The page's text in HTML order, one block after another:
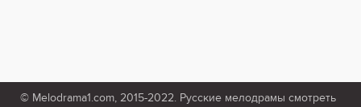
© Melodrama1.com, 2015-2022. Русские мелодрамы смотреть